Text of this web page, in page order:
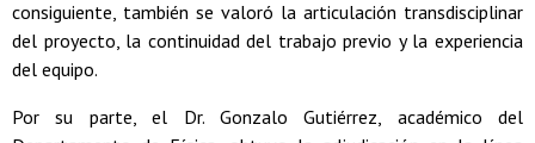
consiguiente, también se valoró la articulación transdisciplinar
del proyecto, la continuidad del trabajo previo y la experiencia
del equipo.
Por su parte, el Dr. Gonzalo Gutiérrez, académico del